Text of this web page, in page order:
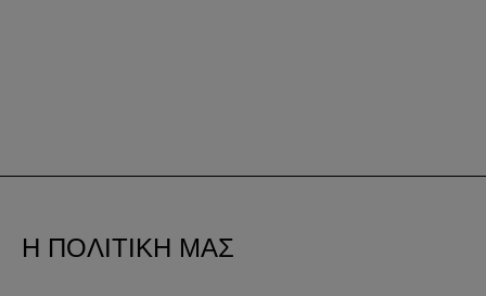
Η ΠΟΛΙΤΙΚΗ ΜΑΣ